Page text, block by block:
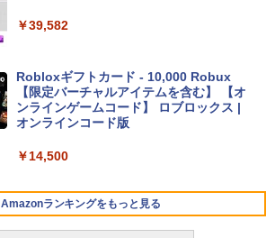
TB SSDストレージ、12MPセンターフレ
￥261,414
コン Vivobook 15 M1502NAQ 15.6イン
版) 搭載 Windows 11 重量1.7kg Wi-Fi 6
E クワイエットブルー M1502NAQ-R716
5BUWS
￥39,582
Robloxギフトカード - 10,000 Robux
【限定バーチャルアイテムを含む】 【オ
ンラインゲームコード】 ロブロックス |
オンラインコード版
￥14,500
Amazonランキングをもっと見る